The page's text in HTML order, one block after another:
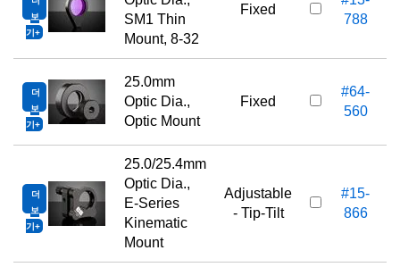
보
기
SM1 Thin
Mount, 8-32
Fixed
788
더
보
기
25.0mm
Optic Dia.,
Optic Mount
Fixed
#64-
560
더
보
기
25.0/25.4mm
Optic Dia.,
E-Series
Kinematic
Mount
Adjustable
- Tip-Tilt
#15-
866